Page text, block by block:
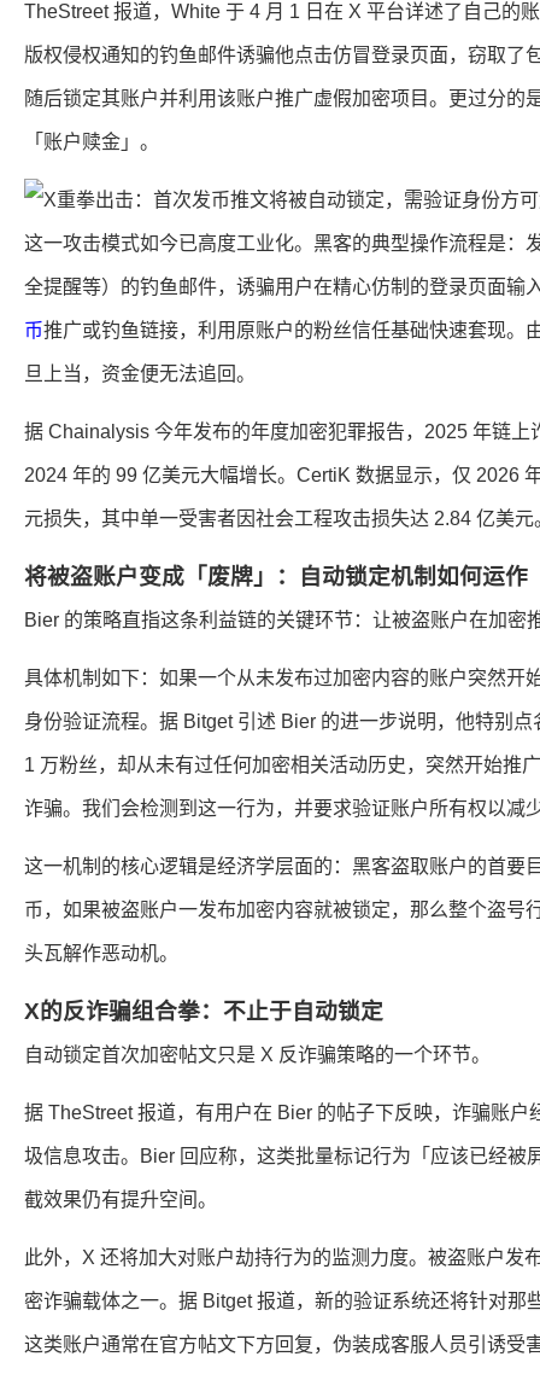
TheStreet 报道，White 于 4 月 1 日在 X 平台详述了自己的
版权侵权通知的钓鱼邮件诱骗他点击仿冒登录页面，窃取了
随后锁定其账户并利用该账户推广虚假加密项目。更过分的
「账户赎金」。
这一攻击模式如今已高度工业化。黑客的典型操作流程是：
全提醒等）的钓鱼邮件，诱骗用户在精心仿制的登录页面输
币推广或钓鱼链接，利用原账户的粉丝信任基础快速套现。
旦上当，资金便无法追回。
据 Chainalysis 今年发布的年度加密犯罪报告，2025 年链
2024 年的 99 亿美元大幅增长。CertiK 数据显示，仅 2026
元损失，其中单一受害者因社会工程攻击损失达 2.84 亿美元
将被盗账户变成「废牌」：自动锁定机制如何运作
Bier 的策略直指这条利益链的关键环节：让被盗账户在加密
具体机制如下：如果一个从未发布过加密内容的账户突然开
身份验证流程。据 Bitget 引述 Bier 的进一步说明，他特别
1 万粉丝，却从未有过任何加密相关活动历史，突然开始推
诈骗。我们会检测到这一行为，并要求验证账户所有权以减
这一机制的核心逻辑是经济学层面的：黑客盗取账户的首要
币，如果被盗账户一发布加密内容就被锁定，那么整个盗号
头瓦解作恶动机。
X的反诈骗组合拳：不止于自动锁定
自动锁定首次加密帖文只是 X 反诈骗策略的一个环节。
据 TheStreet 报道，有用户在 Bier 的帖子下反映，诈骗账户
圾信息攻击。Bier 回应称，这类批量标记行为「应该已经被
截效果仍有提升空间。
此外，X 还将加大对账户劫持行为的监测力度。被盗账户发
密诈骗载体之一。据 Bitget 报道，新的验证系统还将针对那
这类账户通常在官方帖文下方回复，伪装成客服人员引诱受